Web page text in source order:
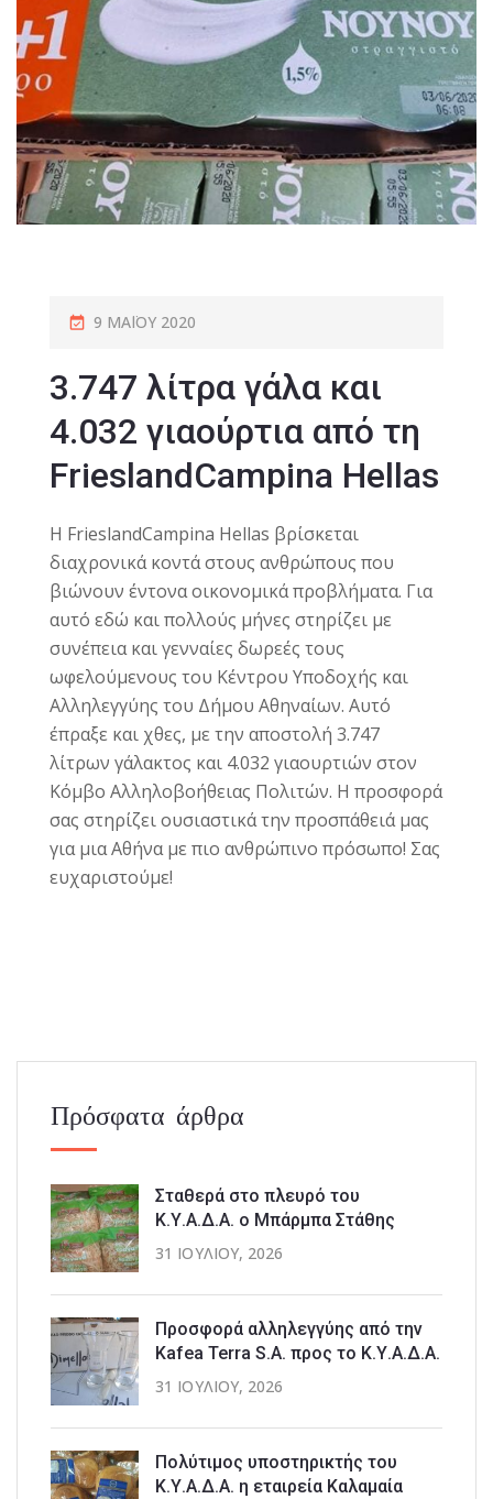
9 ΜΑΪ́ΟΥ 2020
3.747 λίτρα γάλα και
4.032 γιαούρτια από τη
FrieslandCampina Hellas
Η FrieslandCampina Hellas βρίσκεται
διαχρονικά κοντά στους ανθρώπους που
βιώνουν έντονα οικονομικά προβλήματα. Για
αυτό εδώ και πολλούς μήνες στηρίζει με
συνέπεια και γενναίες δωρεές τους
ωφελούμενους του Κέντρου Υποδοχής και
Αλληλεγγύης του Δήμου Αθηναίων. Αυτό
έπραξε και χθες, με την αποστολή 3.747
λίτρων γάλακτος και 4.032 γιαουρτιών στον
Κόμβο Αλληλοβοήθειας Πολιτών. Η προσφορά
σας στηρίζει ουσιαστικά την προσπάθειά μας
για μια Αθήνα με πιο ανθρώπινο πρόσωπο! Σας
ευχαριστούμε!
Πρόσφατα άρθρα
Σταθερά στο πλευρό του
Κ.Υ.Α.Δ.Α. ο Μπάρμπα Στάθης
31 ΙΟΥΛΊΟΥ, 2026
Προσφορά αλληλεγγύης από την
Kafea Terra S.A. προς το Κ.Υ.Α.Δ.Α.
31 ΙΟΥΛΊΟΥ, 2026
Πολύτιμος υποστηρικτής του
Κ.Υ.Α.Δ.Α. η εταιρεία Καλαμαία